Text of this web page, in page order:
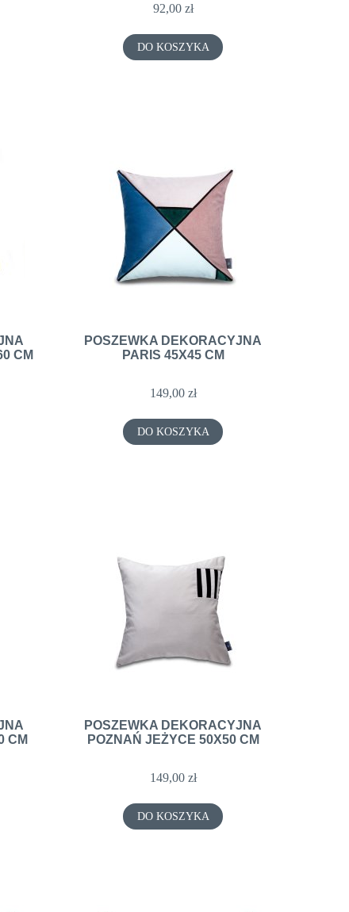
PODUSZKA DEKORACYJNA ROYAL BLUE
123,00 zł
92,00 zł
DO KOSZYKA
CM
POSZEWKA DEKORACYJNA
PARIS 45X45 CM
149,00 zł
DO KOSZYKA
CM
POSZEWKA DEKORACYJNA
POZNAŃ JEŻYCE 50X50 CM
149,00 zł
DO KOSZYKA